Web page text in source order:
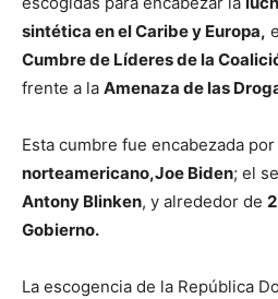
sintética en el Caribe y Europa,
Cumbre de Líderes de la
frente a la Amenaza de las
Esta cumbre fue encabezada por
norteamericano,Joe Biden; el
Antony Blinken, y alrededor de
Gobierno.
La escogencia de la República